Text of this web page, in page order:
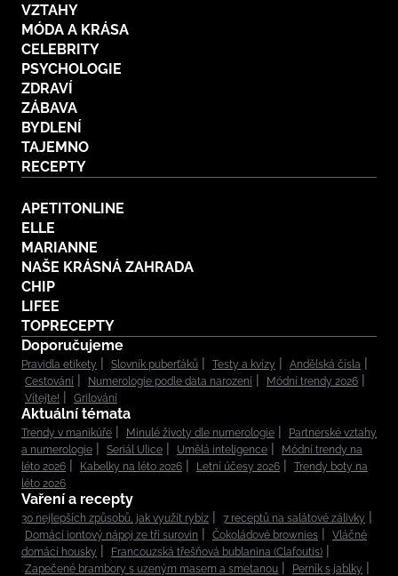
VZTAHY
MÓDA A KRÁSA
CELEBRITY
PSYCHOLOGIE
ZDRAVÍ
ZÁBAVA
BYDLENÍ
TAJEMNO
RECEPTY
APETITONLINE
ELLE
MARIANNE
NAŠE KRÁSNÁ ZAHRADA
CHIP
LIFEE
TOPRECEPTY
Doporučujeme
Pravidla etikety Slovník puberťáků Testy a kvízy
Andělská čísla
Cestování
Numerologie podle data narození
Módní trendy 2026
Vítejte!
Grilování
Aktuální témata
Trendy v manikúře Minulé životy dle numerologie
Partnerské vztahy
a numerologie
Seriál Ulice Umělá inteligence
Módní trendy na
léto 2026
Kabelky na léto 2026 Letní účesy 2026
Trendy boty na
léto 2026
Vaření a recepty
30 nejlepších způsobů, jak využít rybíz
7 receptů na salátové zálivky
Domácí iontový nápoj ze tří surovin
Čokoládové brownies
Vláčné
domácí housky
Francouzská třešňová bublanina (Clafoutis)
Zapečené brambory s uzeným masem a smetanou
Perník s jablky